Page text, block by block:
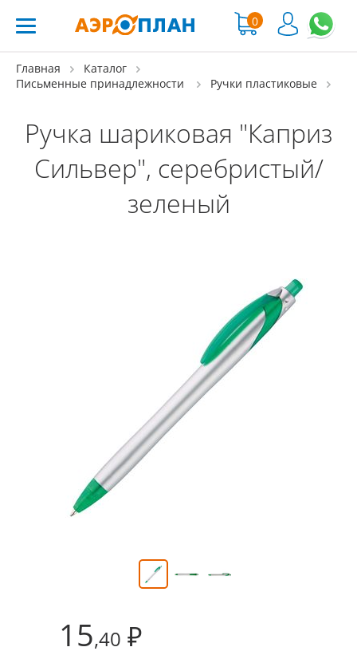
0
Главная
Каталог
Письменные принадлежности
Ручки пластиковые
Ручка шариковая "Каприз
Сильвер", серебристый/
зеленый
15,40 ₽